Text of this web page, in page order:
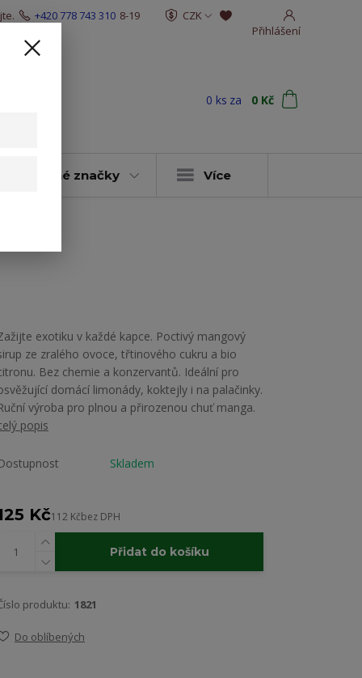
CZK
Přihlášení
+420 778 743 310 8-19
0 ks za 0 Kč
vybrané značky Více
exotiku v každé kapce. Poctivý mangový
ze zralého ovoce, třtinového cukru a bio
Bez chemie a konzervantů. Ideální pro
domácí limonády, koktejly i na palačinky.
výroba pro plnou a přirozenou chuť manga.
popis
Skladem
Kč112 Kčbez DPH
Přidat do košíku
produktu: 1821
Do oblíbených